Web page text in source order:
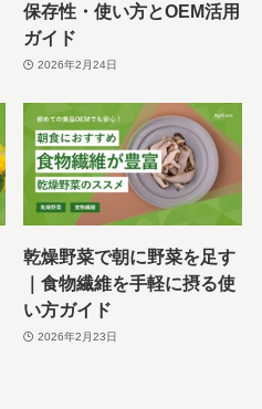
保存性・使い方とOEM活用
ガイド
2026年2月24日
乾燥野菜で朝に野菜を足す
｜食物繊維を手軽に摂る使
い方ガイド
2026年2月23日